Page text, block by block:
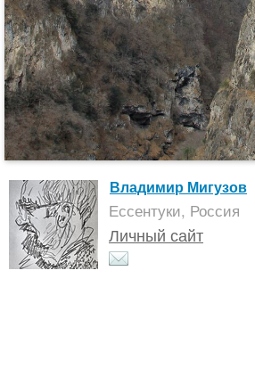
Владимир Мигузов
Ессентуки, Россия
Личный сайт